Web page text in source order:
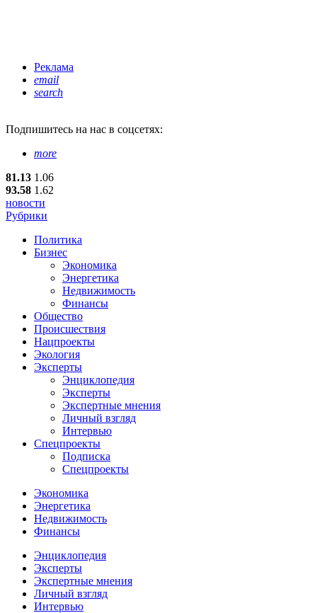
Реклама
email
search
Подпишитесь на нас в соцсетях:
more
81.13 1.06
93.58 1.62
новости
Рубрики
Политика
Бизнес
Экономика
Энергетика
Недвижимость
Финансы
Общество
Происшествия
Нацпроекты
Экология
Эксперты
Энциклопедия
Эксперты
Экспертные мнения
Личный взгляд
Интервью
Спецпроекты
Подписка
Спецпроекты
Экономика
Энергетика
Недвижимость
Финансы
Энциклопедия
Эксперты
Экспертные мнения
Личный взгляд
Интервью